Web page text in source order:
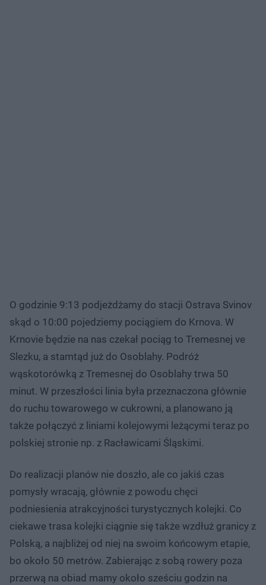
O godzinie 9:13 podjeżdżamy do stacji Ostrava Svinov
skąd o 10:00 pojedziemy pociągiem do Krnova. W
Krnovie będzie na nas czekał pociąg to Tremesnej ve
Slezku, a stamtąd już do Osoblahy. Podróż
wąskotorówką z Tremesnej do Osoblahy trwa 50
minut. W przeszłości linia była przeznaczona głównie
do ruchu towarowego w cukrowni, a planowano ją
także połączyć z liniami kolejowymi leżącymi teraz po
polskiej stronie np. z Racławicami Śląskimi.
Do realizacji planów nie doszło, ale co jakiś czas
pomysły wracają, głównie z powodu chęci
podniesienia atrakcyjności turystycznych kolejki. Co
ciekawe trasa kolejki ciągnie się także wzdłuż granicy z
Polską, a najbliżej od niej na swoim końcowym etapie,
bo około 50 metrów. Zabierając z sobą rowery poza
przerwą na obiad mamy około sześciu godzin na